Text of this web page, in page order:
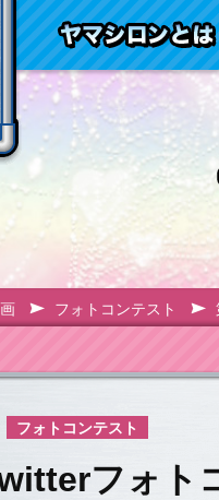
フォトコンテスト
フォトコンテスト
フォト